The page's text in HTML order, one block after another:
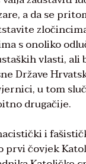
a da se
s onoliko
vlasti, ali
Države
u tom
drugačije.
i
prvi čovjek